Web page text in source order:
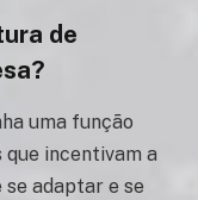
de
uma função
incentivam a
se adaptar e se